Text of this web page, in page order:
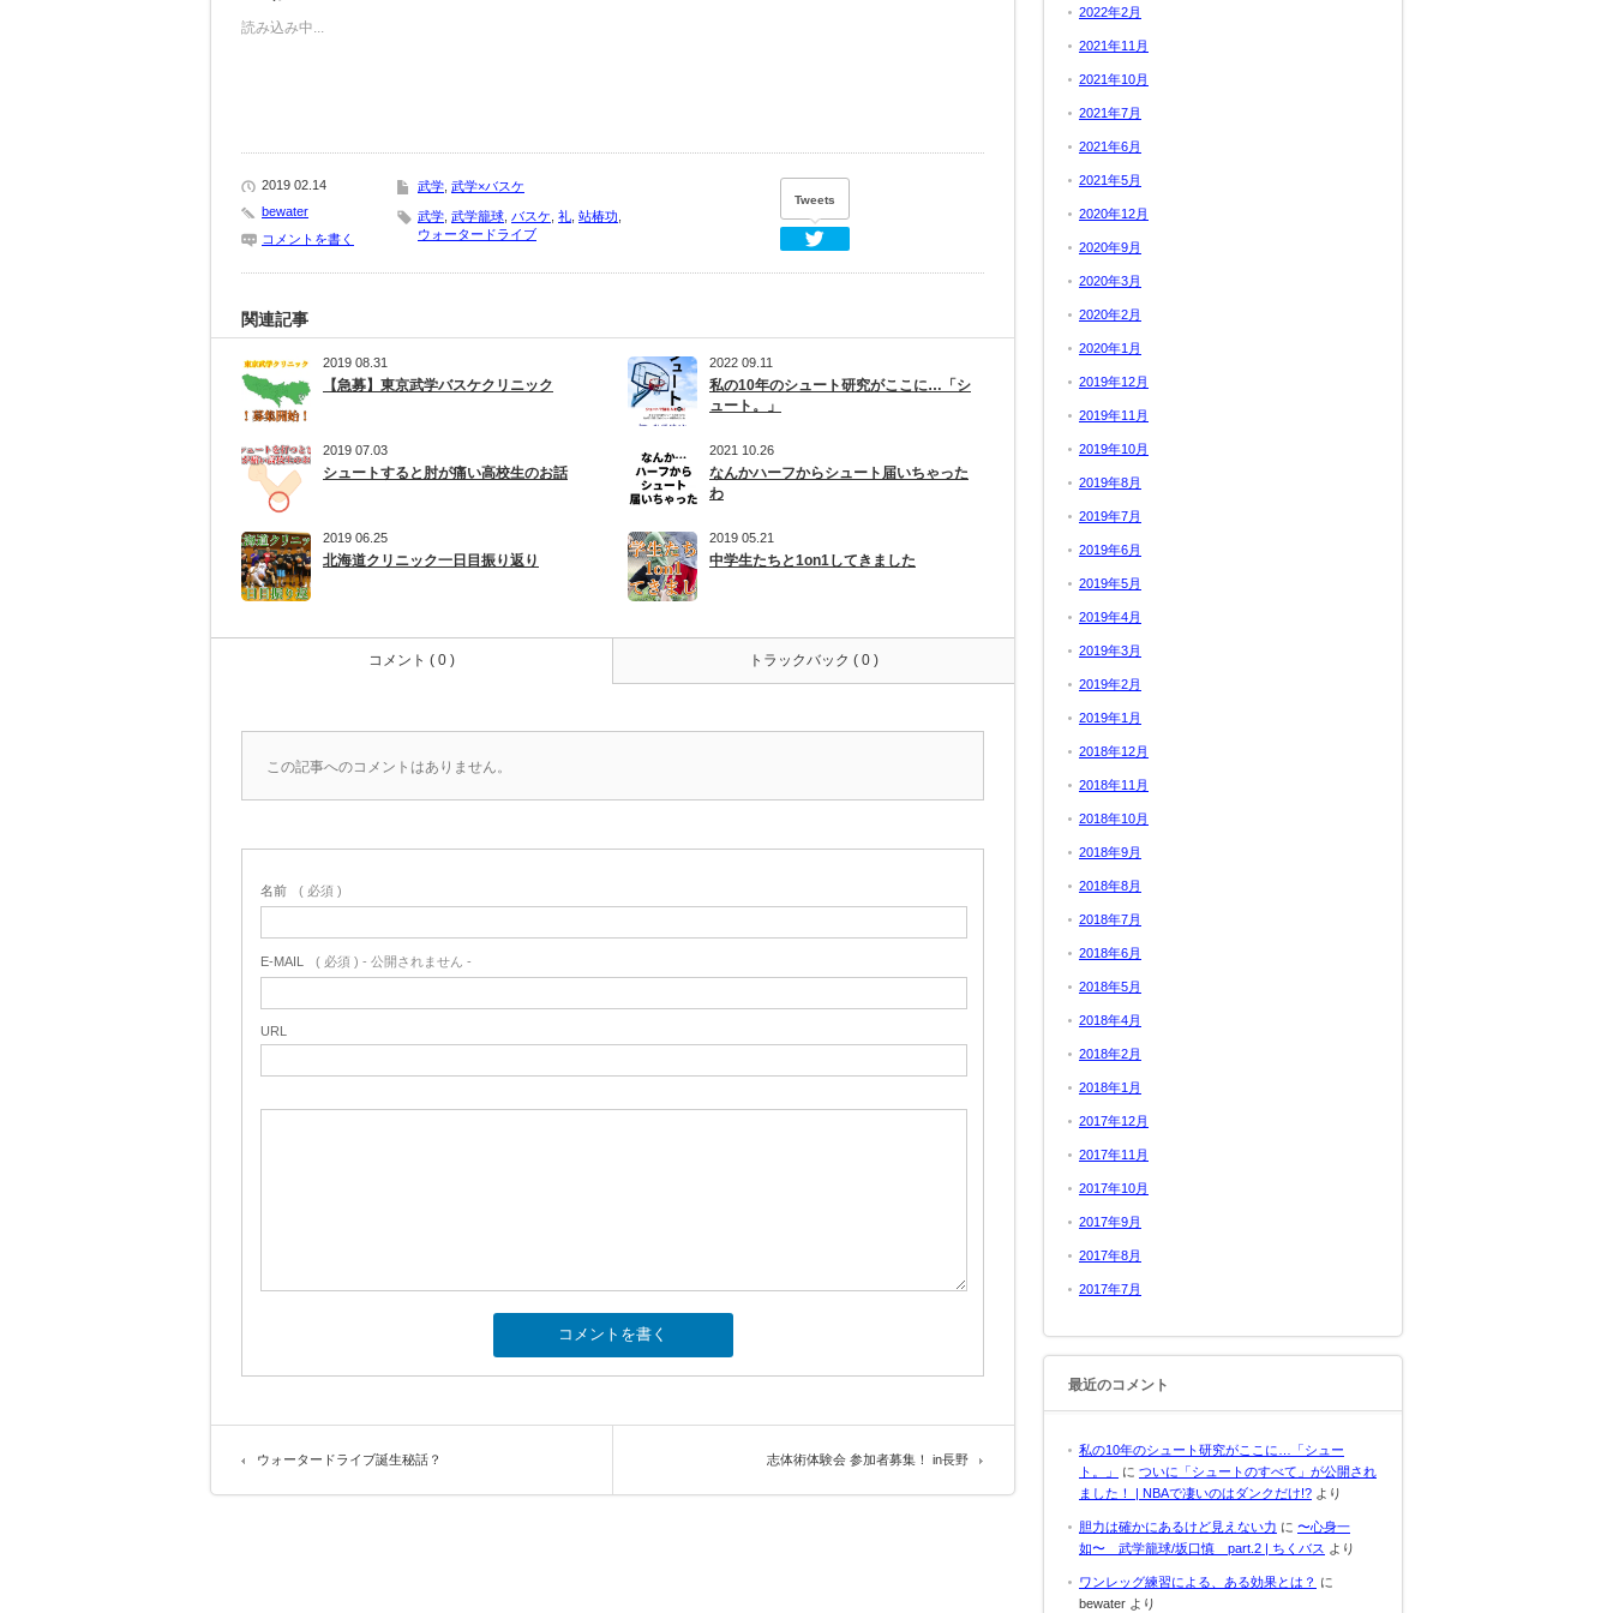
で
ド
で
き
す)
は
さ
(新
ィ
ド
ま
す)
読み込み中...
2019 02.14
bewater
コメントを書く
武学 武学×バスケ
武学 武学籠球 バスケ 礼 站椿功
ウォータードライブ
Tweets
関連記事
2019 08.31
【急募】東京武学バスケクリニック
2022 09.11
私の10年のシュート研究がここに…「シ
ュート。」
2019 07.03
シュートすると肘が痛い高校生のお話
2021 10.26
なんかハーフからシュート届いちゃった
わ
2019 06.25
北海道クリニック一日目振り返り
2019 05.21
中学生たちと1on1してきました
コメント ( 0 ) トラックバック ( 0 )
この記事へのコメントはありません。
名前 ( 必須 )
E-MAIL ( 必須 ) - 公開されません -
URL
ウォータードライブ誕生秘話？ 志体術体験会 参加者募集！ in長野
2022年2月
2021年11月
2021年10月
2021年7月
2021年6月
2021年5月
2020年12月
2020年9月
2020年3月
2020年2月
2020年1月
2019年12月
2019年11月
2019年10月
2019年8月
2019年7月
2019年6月
2019年5月
2019年4月
2019年3月
2019年2月
2019年1月
2018年12月
2018年11月
2018年10月
2018年9月
2018年8月
2018年7月
2018年6月
2018年5月
2018年4月
2018年2月
2018年1月
2017年12月
2017年11月
2017年10月
2017年9月
2017年8月
2017年7月
最近のコメント
私の10年のシュート研究がここに…「シュー
ト。」
に ついに「シュートのすべて」が公開され
ました！ | NBAで凄いのはダンクだけ!? より
胆力は確かにあるけど見えない力 に 〜心身一
如〜 武学籠球/坂口慎 part.2 | ちくバス より
ワンレッグ練習による、ある効果とは？ に
bewater より